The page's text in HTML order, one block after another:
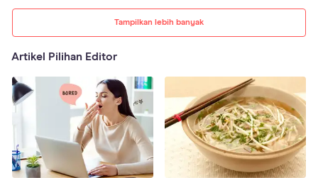
Tampilkan lebih banyak
Artikel Pilihan Editor